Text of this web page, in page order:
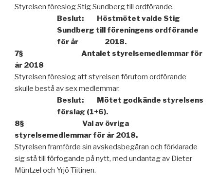
Styrelsen föreslog Stig Sundberg till ordförande.
Beslut: Höstmötet valde Stig
Sundberg till föreningens ordförande
för år 2018.
7§ Antalet styrelsemedlemmar för
år 2018
Styrelsen föreslog att styrelsen förutom ordförande
skulle bestå av sex medlemmar.
Beslut: Mötet godkände styrelsens
förslag (1+6).
8§ Val av övriga
styrelsemedlemmar för år 2018.
Styrelsen framförde sin avskedsbegäran och förklarade
sig stå till förfogande på nytt, med undantag av Dieter
Müntzel och Yrjö Tiitinen.